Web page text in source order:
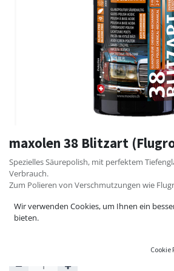
maxolen 38 Blitzart
Spezielles Säurepolish, mit perfektem
Verbrauch.
Zum Polieren von Verschmutzungen wie
35,10
Wir verwenden Cookies, um Ihnen ein
bieten.
Cookie